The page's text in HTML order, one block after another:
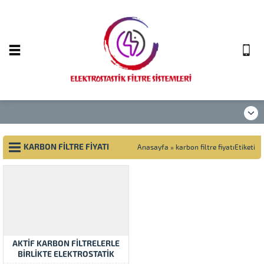
KARBON FILTRE FIYATI Anasayfa » karbon filtre fiyatıEtiketi
AKTIF KARBON FILTRELERLE
BIRLIKTE ELEKTROSTATIK